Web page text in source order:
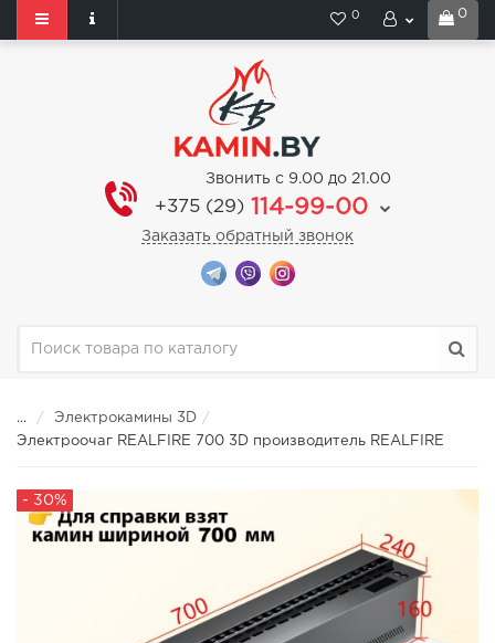
0
0
Звонить с 9.00 до 21.00
+375 (29) 114-99-00
Заказать обратный звонок
...
Электрокамины 3D
Электроочаг REALFIRE 700 3D производитель REALFIRE
- 30%